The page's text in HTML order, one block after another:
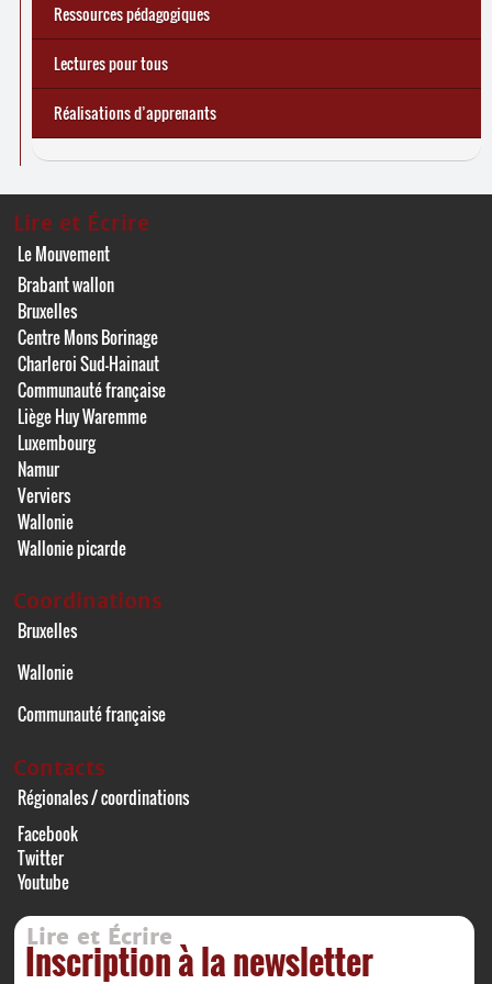
Ressources pédagogiques
Lectures pour tous
Réalisations d’apprenants
Lire et Écrire
Le Mouvement
Brabant wallon
Bruxelles
Centre Mons Borinage
Charleroi Sud-Hainaut
Communauté française
Liège Huy Waremme
Luxembourg
Namur
Verviers
Wallonie
Wallonie picarde
Coordinations
Bruxelles
Wallonie
Communauté française
Contacts
Régionales / coordinations
Facebook
Twitter
Youtube
Lire et Écrire
Inscription à la newsletter